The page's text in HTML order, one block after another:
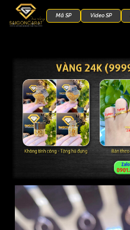
Mã SP Video SP